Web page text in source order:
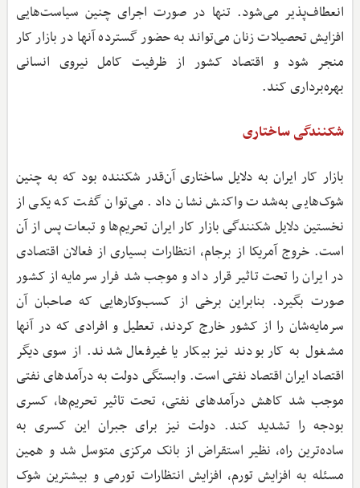
انعطاف‌پذیر می‌شود. تنها در صورت اجرای چنین سیاست‌هایی
افزایش تحصیلات زنان می‌تواند به حضور گسترده آنها در بازار کار
منجر شود و اقتصاد کشور از ظرفیت کامل نیروی انسانی
بهره‌برداری کند.
شکنندگی ساختاری
بازار کار ایران به دلایل ساختاری آن‌قدر شکننده بود که به چنین
شوک‌هایی به‌شدت واکنش نشان داد. می‌توان گفت که یکی از
نخستین دلایل شکنندگی بازار کار ایران تحریم‌ها و تبعات پس از آن
است. خروج آمریکا از برجام، انتظارات بسیاری از فعالان اقتصادی
در ایران را تحت تاثیر قرار داد و موجب شد فرار سرمایه از کشور
صورت بگیرد. بنابراین برخی از کسب‌وکارهایی که صاحبان آن
سرمایه‌شان را از کشور خارج کردند، تعطیل و افرادی که در آنها
مشغول به کار بودند نیز بیکار یا غیرفعال شدند. از سوی دیگر
اقتصاد ایران اقتصاد نفتی است. وابستگی دولت به درآمدهای نفتی
موجب شد کاهش درآمدهای نفتی، تحت تاثیر تحریم‌ها، کسری
بودجه را تشدید کند. دولت نیز برای جبران این کسری به
ساده‌ترین راه، نظیر استقراض از بانک مرکزی متوسل شد و همین
مسئله به افزایش تورم، افزایش انتظارات تورمی و بیشترین شوک